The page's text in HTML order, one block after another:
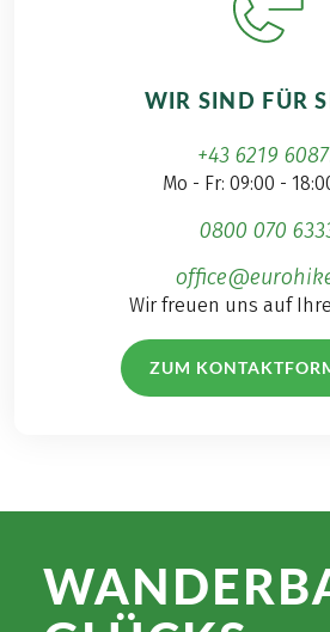
WIR SIND FÜR
+43 6219
Mo - Fr: 09:00 -
0800 070
Wir freuen uns auf
ZUM